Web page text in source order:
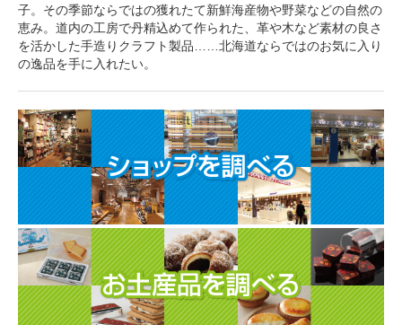
子。その季節ならではの獲れたて新鮮海産物や野菜などの自然の
恵み。道内の工房で丹精込めて作られた、革や木など素材の良さ
を活かした手造りクラフト製品……北海道ならではのお気に入り
の逸品を手に入れたい。